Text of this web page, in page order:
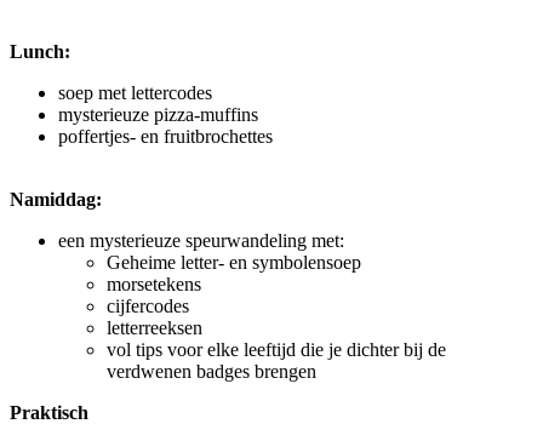
Lunch:
soep met lettercodes
mysterieuze pizza-muffins
poffertjes- en fruitbrochettes
Namiddag:
een mysterieuze speurwandeling met:
Geheime letter- en symbolensoep
morsetekens
cijfercodes
letterreeksen
vol tips voor elke leeftijd die je dichter bij de
verdwenen badges brengen
Praktisch